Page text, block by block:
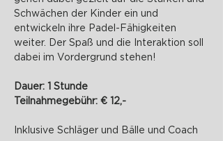
Schwächen der Kinder ein und
entwickeln ihre Padel-Fähigkeiten
weiter. Der Spaß und die Interaktion soll
dabei im Vordergrund stehen!
Dauer: 1 Stunde
Teilnahmegebühr: € 12,-
Inklusive Schläger und Bälle und Coach